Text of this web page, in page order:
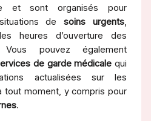
et sont organisés pour
desoins urgents,
heures d’ouverture des
Vous pouvez également
de garde médicale qui
actualisées sur les
tout moment, y compris pour
.